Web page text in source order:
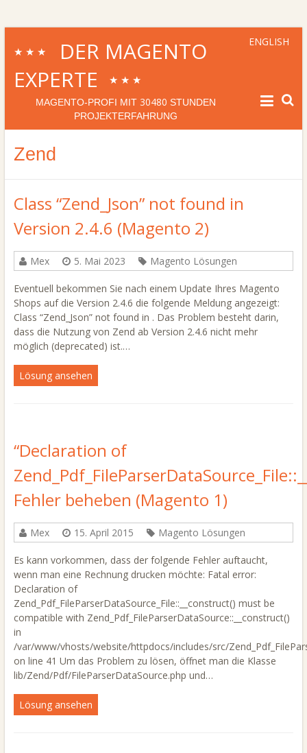
★★★
DER MAGENTO
EXPERTE
★★★
MAGENTO-PROFI MIT 30480 STUNDEN
PROJEKTERFAHRUNG
ENGLISH
Zend
Class “Zend_Json” not found in
Version 2.4.6 (Magento 2)
Mex 5. Mai 2023 Magento Lösungen
Eventuell bekommen Sie nach einem Update Ihres Magento
Shops auf die Version 2.4.6 die folgende Meldung angezeigt:
Class “Zend_Json” not found in . Das Problem besteht darin,
dass die Nutzung von Zend ab Version 2.4.6 nicht mehr
möglich (deprecated) ist.…
Lösung ansehen
“Declaration of
Fehler beheben (Magento 1)
Mex 15. April 2015 Magento Lösungen
Es kann vorkommen, dass der folgende Fehler auftaucht,
wenn man eine Rechnung drucken möchte: Fatal error:
Declaration of
Zend_Pdf_FileParserDataSource_File::__construct() must be
compatible with Zend_Pdf_FileParserDataSource::__construct()
in
/var/www/vhosts/website/httpdocs/includes/src/
on line 41 Um das Problem zu lösen, öffnet man die Klasse
lib/Zend/Pdf/FileParserDataSource.php und…
Lösung ansehen